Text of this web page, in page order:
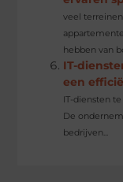
veel
hebben van
IT-
een
IT-diensten
De
bedrijven...